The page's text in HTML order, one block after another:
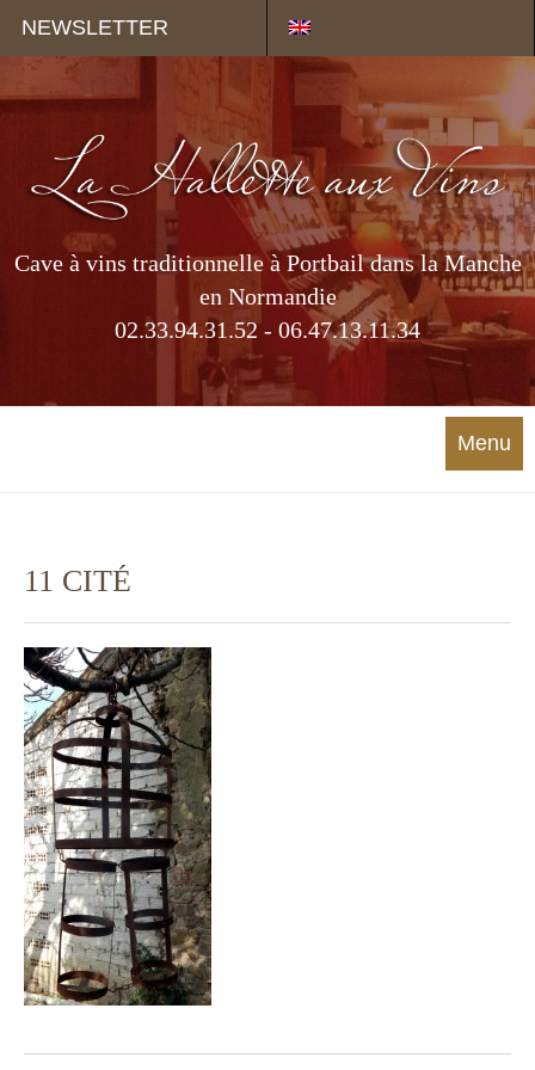
NEWSLETTER
Cave à vins traditionnelle à Portbail dans la Manche
en Normandie
02.33.94.31.52 - 06.47.13.11.34
Menu
11 CITÉ
Panneau de gestion des cookies